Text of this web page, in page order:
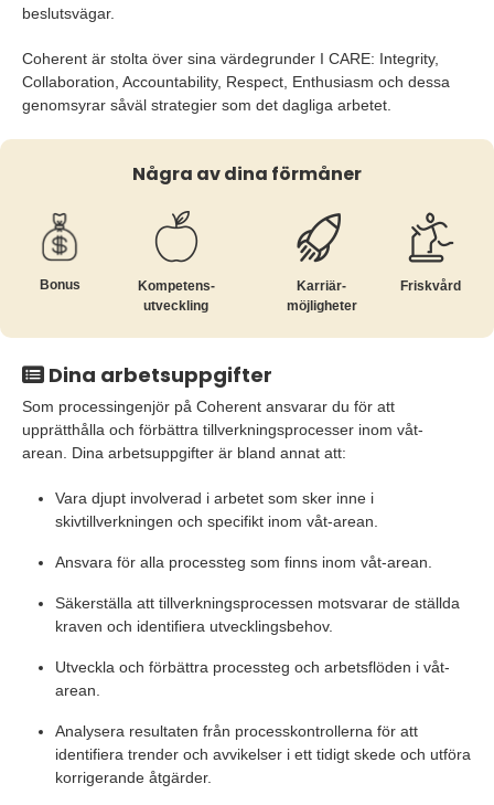
beslutsvägar.
Coherent är stolta över sina värdegrunder I CARE: Integrity,
Collaboration, Accountability, Respect, Enthusiasm och dessa
genomsyrar såväl strategier som det dagliga arbetet.
Några av dina förmåner
Bonus
Kompetens­
utveckling
Karriär­
möjligheter
Friskvård
Dina arbetsuppgifter
Som processingenjör på Coherent ansvarar du för att
upprätthålla och förbättra tillverkningsprocesser inom våt-
arean. Dina arbetsuppgifter är bland annat att:
Vara djupt involverad i arbetet som sker inne i
skivtillverkningen och specifikt inom våt-arean.
Ansvara för alla processteg som finns inom våt-arean.
Säkerställa att tillverkningsprocessen motsvarar de ställda
kraven och identifiera utvecklingsbehov.
Utveckla och förbättra processteg och arbetsflöden i våt-
arean.
Analysera resultaten från processkontrollerna för att
identifiera trender och avvikelser i ett tidigt skede och utföra
korrigerande åtgärder.